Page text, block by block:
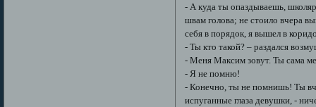
- А куда ты опаздываешь,
швам голова; не стоило вчера
себя в порядок, я вышел в
- Ты кто такой? – раздался
- Меня Максим зовут. Ты сама
- Я не помню!
- Конечно, ты не помнишь! Ты
испуганные глаза девушки, -